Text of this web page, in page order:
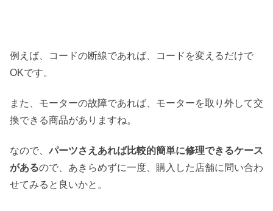
例えば、コードの断線であれば、コードを変えるだけで
OKです。
また、モーターの故障であれば、モーターを取り外して交
換できる商品がありますね。
なので、 パーツさえあれば比較的簡単に修理できるケース
があるので、あきらめずに一度、購入した店舗に問い合わ
せてみると良いかと。